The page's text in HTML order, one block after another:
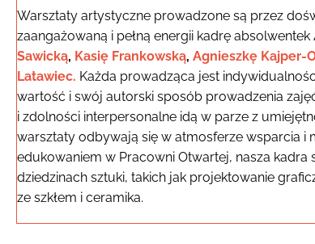
Warsztaty artystyczne prowadzone są przez
zaangażowaną i pełną energii kadrę absolwentek
Sawicką, Kasię Frankowską, Agnieszkę Kajper-
Latawiec. Każda prowadząca jest
wartość i swój autorski sposób prowadzenia
i zdolności interpersonalne idą w parze z
warsztaty odbywają się w atmosferze wsparcia i
edukowaniem w Pracowni Otwartej, nasza kadra
dziedzinach sztuki, takich jak projektowanie
ze szkłem i ceramika.